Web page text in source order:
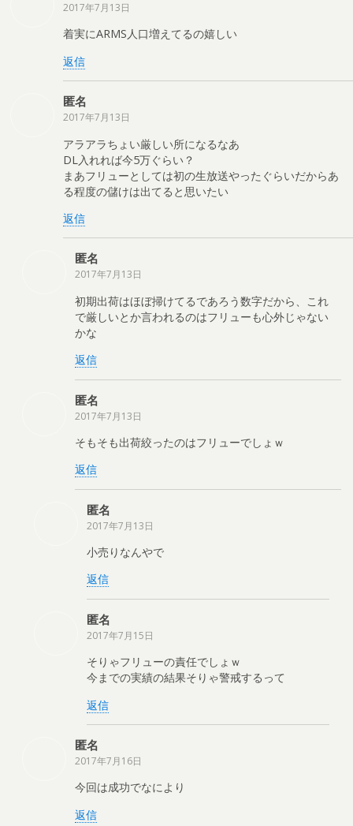
2017年7月13日
着実にARMS人口増えてるの嬉しい
返信
匿名
2017年7月13日
アラアラちょい厳しい所になるなあ
DL入れれば今5万ぐらい？
まあフリューとしては初の生放送やったぐらいだからあ
る程度の儲けは出てると思いたい
返信
匿名
2017年7月13日
初期出荷はほぼ掃けてるであろう数字だから、これ
で厳しいとか言われるのはフリューも心外じゃない
かな
返信
匿名
2017年7月13日
そもそも出荷絞ったのはフリューでしょｗ
返信
匿名
2017年7月13日
小売りなんやで
返信
匿名
2017年7月15日
そりゃフリューの責任でしょｗ
今までの実績の結果そりゃ警戒するって
返信
匿名
2017年7月16日
今回は成功でなにより
返信